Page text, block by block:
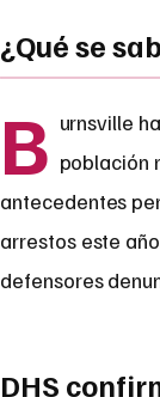
¿Qué se
B urnsville
población
antecedentes
arrestos este
defensores
DHS